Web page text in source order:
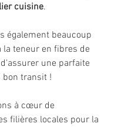
cuisine.
également beaucoup
la teneur en fibres de
une parfaite
bon transit !
à cœur de
filières locales pour la